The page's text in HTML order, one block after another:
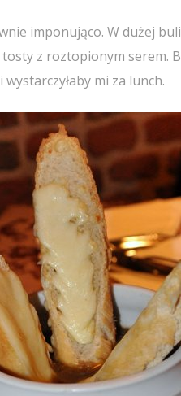
imponująco. W dużej
z roztopionym serem.
mi za lunch.